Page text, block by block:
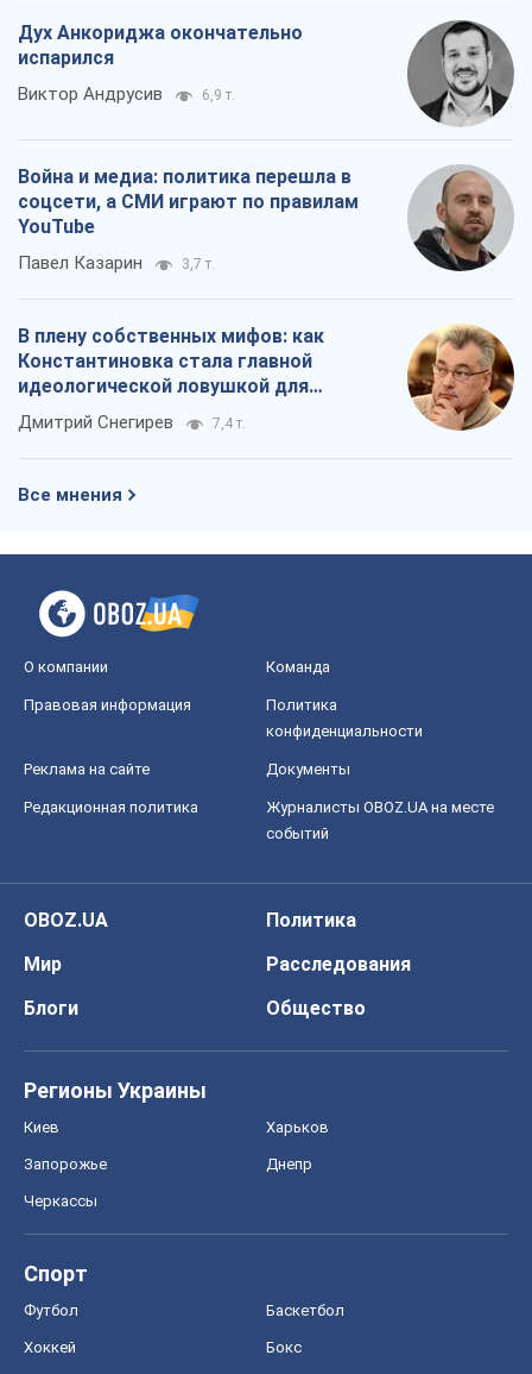
Дух Анкориджа окончательно
испарился
Виктор Андрусив 6,9 т.
Война и медиа: политика перешла в
соцсети, а СМИ играют по правилам
YouTube
Павел Казарин 3,7 т.
В плену собственных мифов: как
Константиновка стала главной
идеологической ловушкой для
российских оккупантов
Дмитрий Снегирев 7,4 т.
Все мнения
О компании Команда
Правовая информация
Политика
конфиденциальности
Реклама на сайте Документы
Редакционная политика
Журналисты OBOZ.UA на месте
событий
OBOZ.UA
Политика
Мир
Расследования
Блоги
Общество
Регионы Украины
Киев Харьков
Запорожье Днепр
Черкассы
Спорт
Футбол Баскетбол
Хоккей Бокс